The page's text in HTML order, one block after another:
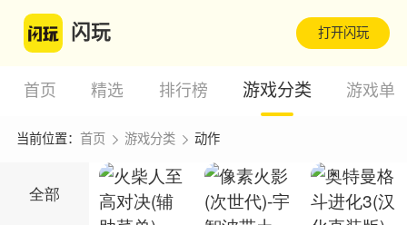
闪玩 打开闪玩
首页 精选 排行榜 游戏分类 游戏单
当前位置： 首页 游戏分类 动作
全部